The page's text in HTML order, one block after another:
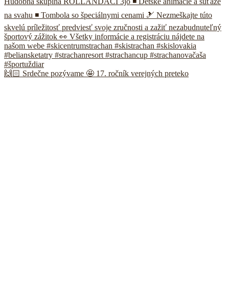
🙌🏻 Srdečne pozývame 🤩 17. ročník verejných preteko